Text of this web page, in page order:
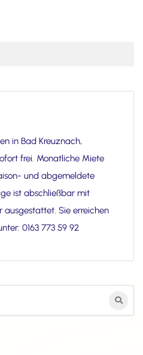
in Bad Kreuznach,
frei. Monatliche Miete
und abgemeldete
ist abschließbar mit
ausgestattet. Sie erreichen
0163 773 59 92